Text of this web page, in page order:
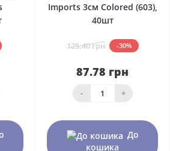
Imports 3см Colored (603),
40шт
125.40 грн -30%
87.78 грн
- +
До
кошика